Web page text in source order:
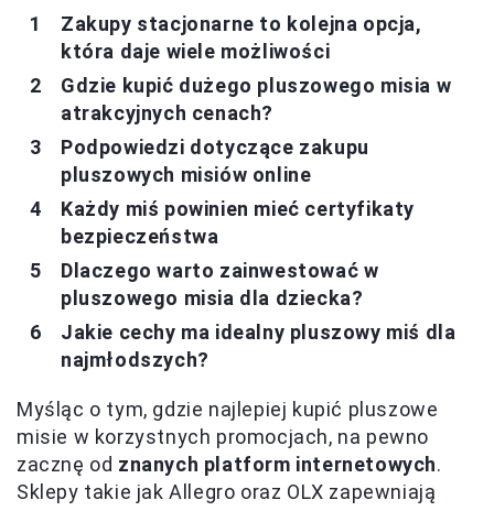
Zakupy stacjonarne to kolejna opcja,
która daje wiele możliwości
Gdzie kupić dużego pluszowego misia w
atrakcyjnych cenach?
Podpowiedzi dotyczące zakupu
pluszowych misiów online
Każdy miś powinien mieć certyfikaty
bezpieczeństwa
Dlaczego warto zainwestować w
pluszowego misia dla dziecka?
Jakie cechy ma idealny pluszowy miś dla
najmłodszych?
Myśląc o tym, gdzie najlepiej kupić pluszowe
misie w korzystnych promocjach, na pewno
zacznę od znanych platform internetowych.
Sklepy takie jak Allegro oraz OLX zapewniają